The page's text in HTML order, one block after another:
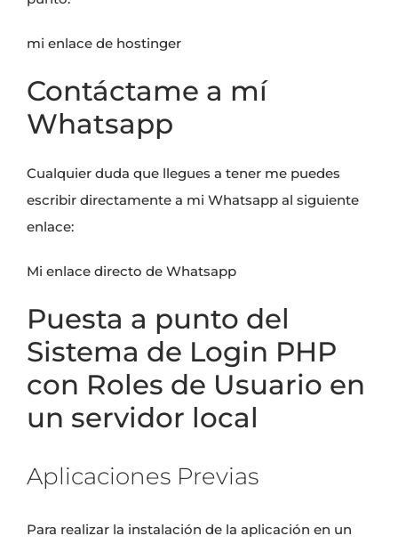
mi enlace de hostinger
Contáctame a mí
Whatsapp
Cualquier duda que llegues a tener me puedes
escribir directamente a mi Whatsapp al siguiente
enlace:
Mi enlace directo de Whatsapp
Puesta a punto del
Sistema de Login PHP
con Roles de Usuario en
un servidor local
Aplicaciones Previas
Para realizar la instalación de la aplicación en un